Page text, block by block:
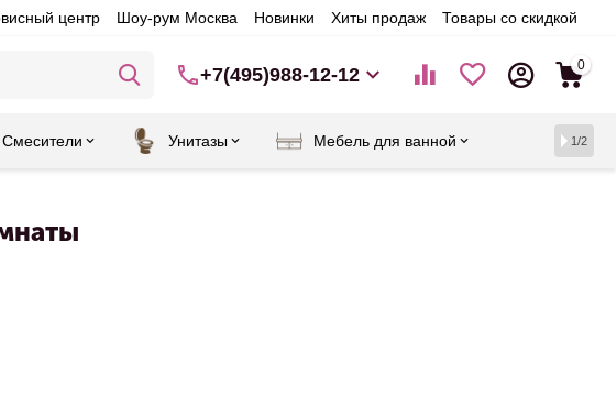
центр Шоу-рум Москва Новинки Хиты продаж Товары со скидкой
+7(495)988-12-12 0
Смесители Унитазы Мебель для ванной 1/2